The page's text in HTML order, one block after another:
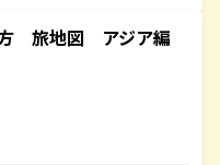
旅地図 アジア編